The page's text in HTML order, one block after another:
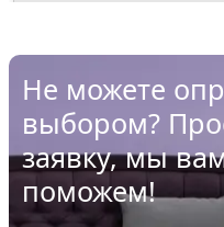
Не можете
выбором?
заявку, мы
поможем!